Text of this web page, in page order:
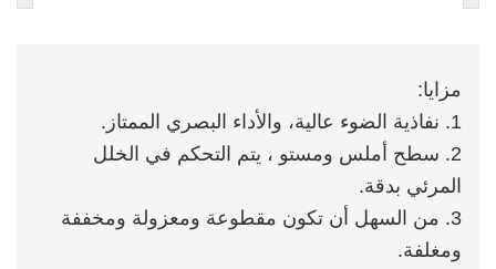
مزايا:
1. نفاذية الضوء عالية، والأداء البصري الممتاز.
2. سطح أملس ومستو ، يتم التحكم في الخلل
المرئي بدقة.
3. من السهل أن تكون مقطوعة ومعزولة ومخففة
ومغلفة.